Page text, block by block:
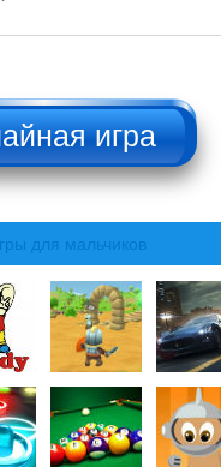
для мальчиков